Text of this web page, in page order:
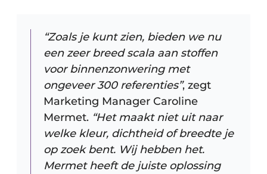
“Zoals je kunt zien, bieden we nu
een zeer breed scala aan stoffen
voor binnenzonwering met
ongeveer 300 referenties”, zegt
Marketing Manager Caroline
Mermet. “Het maakt niet uit naar
welke kleur, dichtheid of breedte je
op zoek bent. Wij hebben het.
Mermet heeft de juiste oplossing